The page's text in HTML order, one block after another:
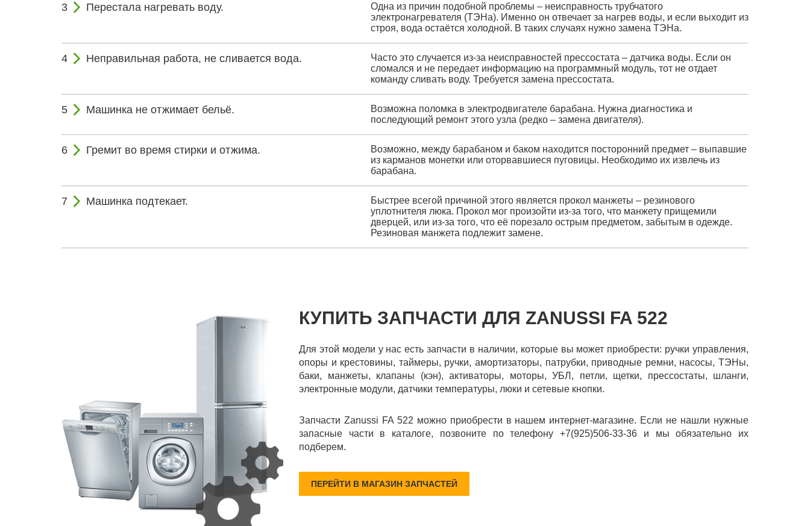
Перестала нагревать воду.
Одна из причин подобной проблемы – неисправность трубчатого
электронагревателя (ТЭНа). Именно он отвечает за нагрев воды, и если выходит из
строя, вода остаётся холодной. В таких случаях нужно замена ТЭНа.
Неправильная работа, не сливается вода.
Часто это случается из-за неисправностей прессостата – датчика воды. Если он
сломался и не передает информацию на программный модуль, тот не отдает
команду сливать воду. Требуется замена прессостата.
Машинка не отжимает бельё.
Возможна поломка в электродвигателе барабана. Нужна диагностика и
последующий ремонт этого узла (редко – замена двигателя).
Гремит во время стирки и отжима.
Возможно, между барабаном и баком находится посторонний предмет – выпавшие
из карманов монетки или оторвавшиеся пуговицы. Необходимо их извлечь из
барабана.
Машинка подтекает.
Быстрее всегой причиной этого является прокол манжеты – резинового
уплотнителя люка. Прокол мог произойти из-за того, что манжету прищемили
дверцей, или из-за того, что её порезало острым предметом, забытым в одежде.
Резиновая манжета подлежит замене.
КУПИТЬ ЗАПЧАСТИ ДЛЯ ZANUSSI FA 522
Для этой модели у нас есть запчасти в наличии, которые вы может приобрести: ручки управления,
опоры и крестовины, таймеры, ручки, амортизаторы, патрубки, приводные ремни, насосы, ТЭНы,
баки, манжеты, клапаны (кэн), активаторы, моторы, УБЛ, петли, щетки, прессостаты, шланги,
электронные модули, датчики температуры, люки и сетевые кнопки.
Запчасти Zanussi FA 522 можно приобрести в нашем интернет-магазине. Если не нашли нужные
запасные части в каталоге, позвоните по телефону +7(925)506-33-36 и мы обязательно их
подберем.
ПЕРЕЙТИ В МАГАЗИН ЗАПЧАСТЕЙ